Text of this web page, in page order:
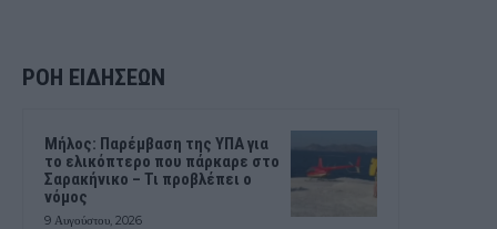
ΡΟΗ ΕΙΔΗΣΕΩΝ
Μήλος: Παρέμβαση της ΥΠΑ για
το ελικόπτερο που πάρκαρε στο
Σαρακήνικο – Τι προβλέπει ο
νόμος
9 Αυγούστου, 2026